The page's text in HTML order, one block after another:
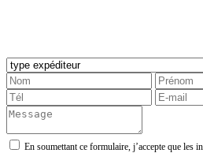
En soumettant ce formulaire, j’accepte que les